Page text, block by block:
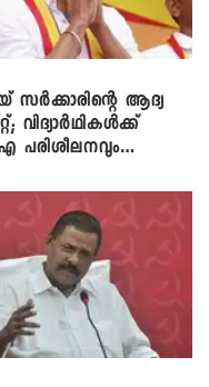
സർക്കാരിന്റെ ആദ്യ
വിദ്യാർഥികൾക്ക്